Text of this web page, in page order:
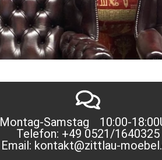
Montag-Samstag 10:00-
Telefon: +49 0521/1640325
Email: kontakt@zittlau-